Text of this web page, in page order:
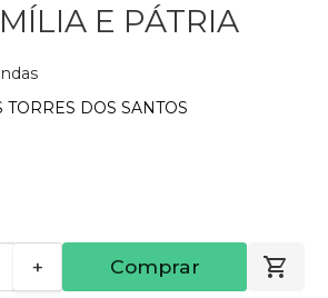
E PÁTRIA
TORRES DOS SANTOS
+ Comprar